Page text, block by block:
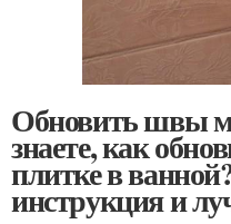
Обновить швы
знаете, как
плитке в
инструкция и